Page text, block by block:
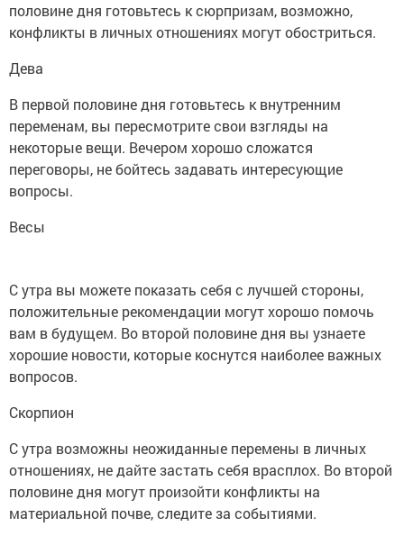
половине дня готовьтесь к сюрпризам, возможно,
конфликты в личных отношениях могут обостриться.
Дева
В первой половине дня готовьтесь к внутренним
переменам, вы пересмотрите свои взгляды на
некоторые вещи. Вечером хорошо сложатся
переговоры, не бойтесь задавать интересующие
вопросы.
Весы
С утра вы можете показать себя с лучшей стороны,
положительные рекомендации могут хорошо помочь
вам в будущем. Во второй половине дня вы узнаете
хорошие новости, которые коснутся наиболее важных
вопросов.
Скорпион
С утра возможны неожиданные перемены в личных
отношениях, не дайте застать себя врасплох. Во второй
половине дня могут произойти конфликты на
материальной почве, следите за событиями.